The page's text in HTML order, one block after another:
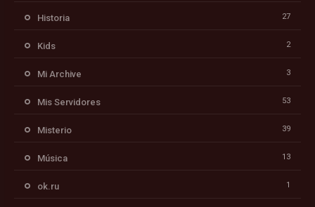
Historia 27
Kids 2
Mi Archive 3
Mis Servidores 53
Misterio 39
Música 13
ok.ru 1